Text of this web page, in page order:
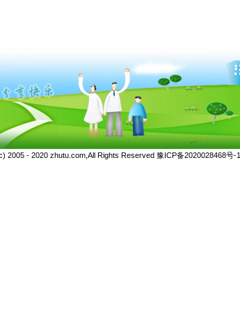
2005 - 2020 zhutu.com,All Rights Reserved 豫ICP备2020028468号-1